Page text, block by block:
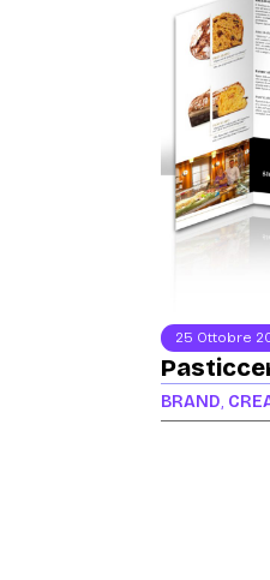
25 Ottobre
BRAND,